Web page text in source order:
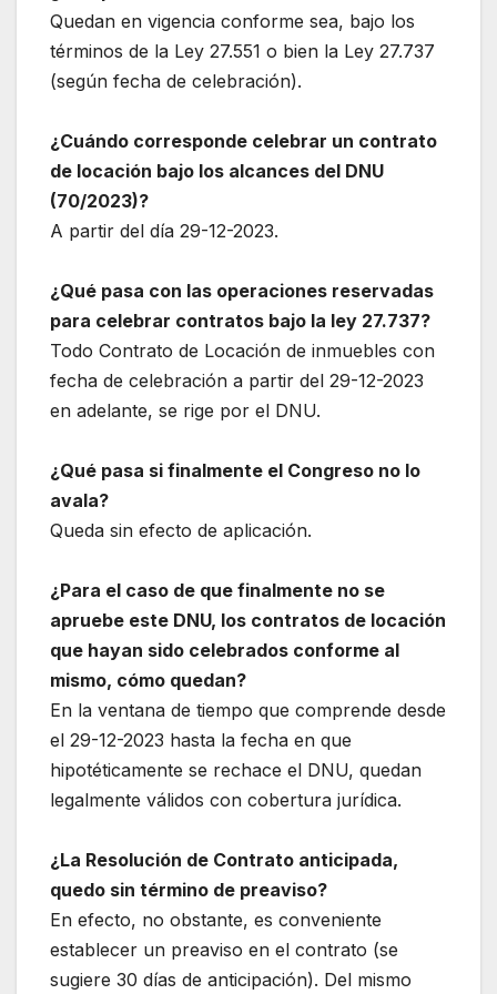
Quedan en vigencia conforme sea, bajo los
términos de la Ley 27.551 o bien la Ley 27.737
(según fecha de celebración).
¿Cuándo corresponde celebrar un contrato
de locación bajo los alcances del DNU
(70/2023)?
A partir del día 29-12-2023.
¿Qué pasa con las operaciones reservadas
para celebrar contratos bajo la ley 27.737?
Todo Contrato de Locación de inmuebles con
fecha de celebración a partir del 29-12-2023
en adelante, se rige por el DNU.
¿Qué pasa si finalmente el Congreso no lo
avala?
Queda sin efecto de aplicación.
¿Para el caso de que finalmente no se
apruebe este DNU, los contratos de locación
que hayan sido celebrados conforme al
mismo, cómo quedan?
En la ventana de tiempo que comprende desde
el 29-12-2023 hasta la fecha en que
hipotéticamente se rechace el DNU, quedan
legalmente válidos con cobertura jurídica.
¿La Resolución de Contrato anticipada,
quedo sin término de preaviso?
En efecto, no obstante, es conveniente
establecer un preaviso en el contrato (se
sugiere 30 días de anticipación). Del mismo